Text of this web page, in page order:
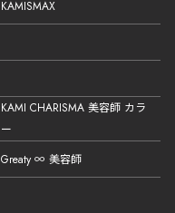
KAMISMAX
KAMI CHARISMA 美容師 カラ
ー
Greaty ∞ 美容師